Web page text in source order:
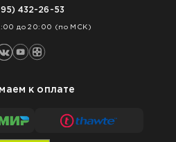
432-26-53
до 20:00 (по МСК)
к оплате